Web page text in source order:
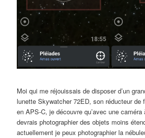
Moi qui me réjouissais de disposer d’un
lunette Skywatcher 72ED, son réducteur de
en APS-C, je découvre qu’avec une
devrais photographier des objets moins
actuellement je peux photographier la